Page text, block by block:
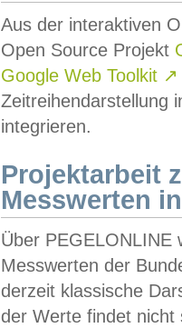
Aus der interaktiven
Open Source Projekt
Google Web Toolkit ↗
Zeitreihendarstellung
integrieren.
Projektarbeit
Messwerten
Über PEGELONLINE
Messwerten der
derzeit klassische
der Werte findet